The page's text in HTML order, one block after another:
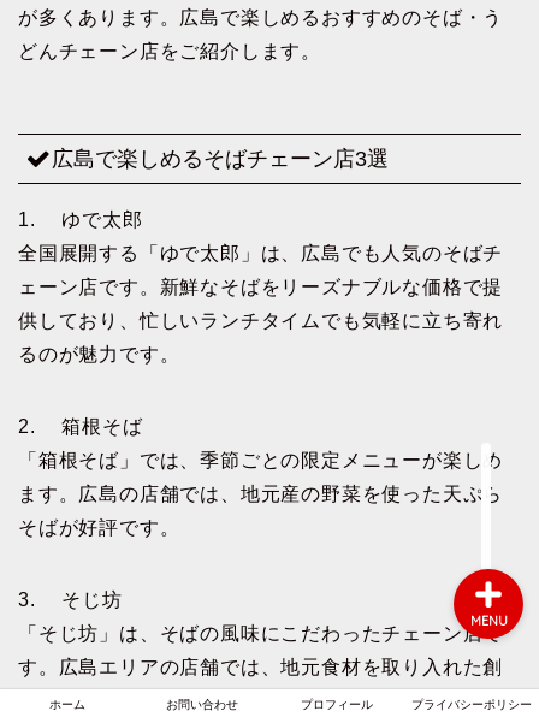
が多くあります。広島で楽しめるおすすめのそば・う
どんチェーン店をご紹介します。
広島で楽しめるそばチェーン店3選
1. ゆで太郎
全国展開する「ゆで太郎」は、広島でも人気のそばチ
ェーン店です。新鮮なそばをリーズナブルな価格で提
供しており、忙しいランチタイムでも気軽に立ち寄れ
るのが魅力です。
2. 箱根そば
「箱根そば」では、季節ごとの限定メニューが楽しめ
ます。広島の店舗では、地元産の野菜を使った天ぷら
そばが好評です。
3. そじ坊
「そじ坊」は、そばの風味にこだわったチェーン店で
す。広島エリアの店舗では、地元食材を取り入れた創
作そばメニューも提供しています。
ホーム お問い合わせ プロフィール プライバシーポリシー
MENU
ホーム
プライバシーポリシー